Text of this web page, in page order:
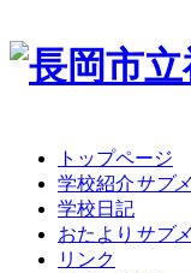
トップページ
学校紹介サブ
学校日記
おたより サブ
リンク